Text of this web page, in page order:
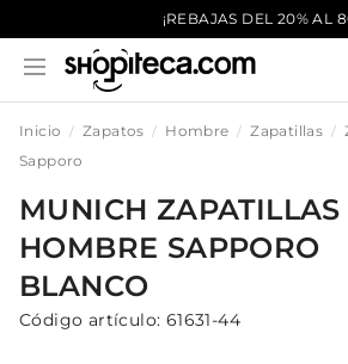
¡REBAJAS DEL 20% AL
Inicio Zapatos Hombre Zapatillas
Sapporo
MUNICH ZAPATILLAS
HOMBRE SAPPORO
BLANCO
Código artículo: 61631-44